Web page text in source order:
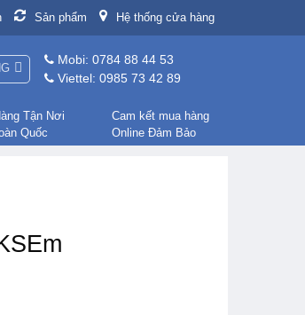
Sản phẩm Hệ thống cửa hàng
Mobi: 0784 88 44 53
Viettel: 0985 73 42 89
Tận Nơi
Quốc
Cam kết mua hàng
Online Đảm Bảo